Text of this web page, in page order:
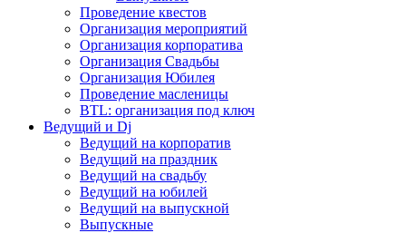
Проведение квестов
Организация мероприятий
Организация корпоратива
Организация Свадьбы
Организация Юбилея
Проведение масленицы
BTL: организация под ключ
Ведущий и Dj
Ведущий на корпоратив
Ведущий на праздник
Ведущий на свадьбу
Ведущий на юбилей
Ведущий на выпускной
Выпускные